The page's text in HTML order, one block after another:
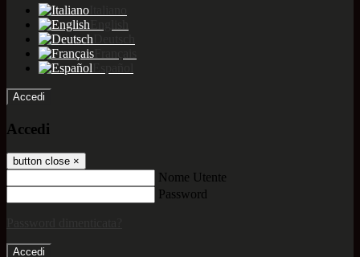
Accedi
Accedi
button close ×
Nome Utente
Password